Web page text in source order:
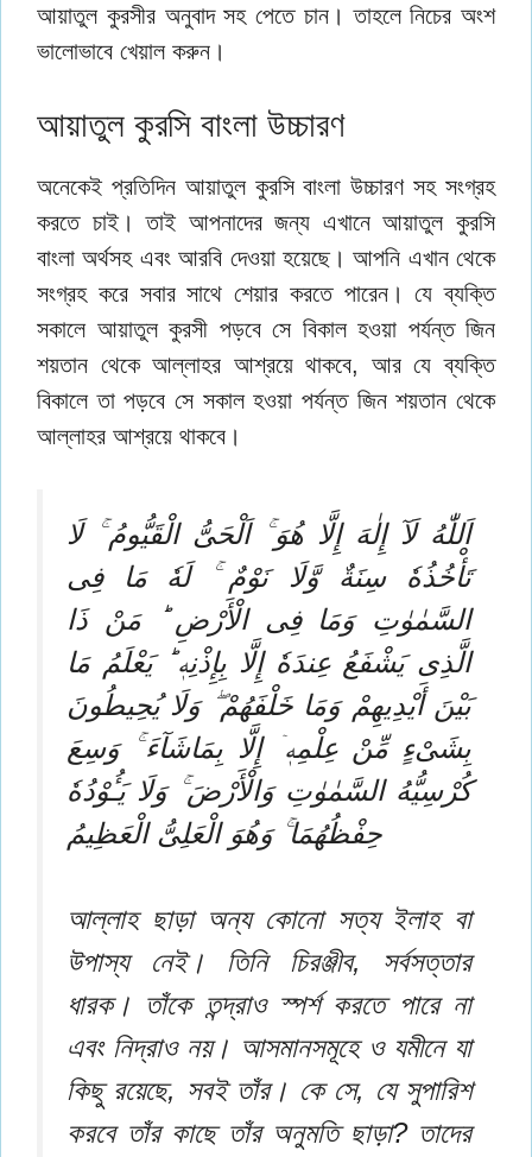
আয়াতুল কুরসীর অনুবাদ সহ পেতে চান। তাহলে নিচের অংশ
ভালোভাবে খেয়াল করুন।
আয়াতুল কুরসি বাংলা উচ্চারণ
অনেকেই প্রতিদিন আয়াতুল কুরসি বাংলা উচ্চারণ সহ সংগ্রহ
করতে চাই। তাই আপনাদের জন্য এখানে আয়াতুল কুরসি
বাংলা অর্থসহ এবং আরবি দেওয়া হয়েছে। আপনি এখান থেকে
সংগ্রহ করে সবার সাথে শেয়ার করতে পারেন। যে ব্যক্তি
সকালে আয়াতুল কুরসী পড়বে সে বিকাল হওয়া পর্যন্ত জিন
শয়তান থেকে আল্লাহর আশ্রয়ে থাকবে, আর যে ব্যক্তি
বিকালে তা পড়বে সে সকাল হওয়া পর্যন্ত জিন শয়তান থেকে
আল্লাহর আশ্রয়ে থাকবে।
اَللّٰهُ لَآ إِلٰهَ إِلَّا هُوَ ۚ اَلْحَىُّ الْقَيُّومُ ۚ لَا
تَأْخُذُهٗ سِنَةٌ وَّلَا نَوْمٌ ۚ لَهٗ مَا فِى
السَّمٰوٰتِ وَمَا فِى الْأَرْضِ ؕ مَنْ ذَا
الَّذِى يَشْفَعُ عِندَهٗ إِلَّا بِإِذْنِهٖ ؕ يَعْلَمُ مَا
بَيْنَ أَيْدِيهِمْ وَمَا خَلْفَهُمْ ۖ وَلَا يُحِيطُونَ
بِشَىْءٍ مِّنْ عِلْمِهٖۤ إِلَّا بِمَاشَآءَ ۚ وَسِعَ
كُرْسِيُّهُ السَّمٰوٰتِ وَالْأَرْضَ ۚ وَلَا يَـُٔوْدُهٗ
حِفْظُهُمَا ۚ وَهُوَ الْعَلِىُّ الْعَظِيمُ
আল্লাহ ছাড়া অন্য কোনো সত্য ইলাহ বা
উপাস্য নেই। তিনি চিরঞ্জীব, সর্বসত্তার
ধারক। তাঁকে তন্দ্রাও স্পর্শ করতে পারে না
এবং নিদ্রাও নয়। আসমানসমূহে ও যমীনে যা
কিছু রয়েছে, সবই তাঁর। কে সে, যে সুপারিশ
করবে তাঁর কাছে তাঁর অনুমতি ছাড়া? তাদের